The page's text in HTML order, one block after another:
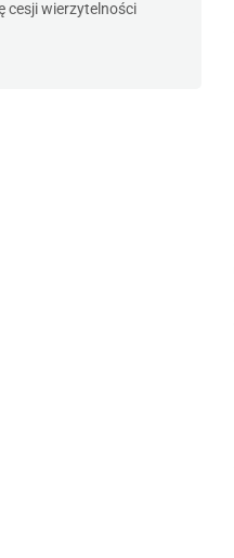
cesji wierzytelności